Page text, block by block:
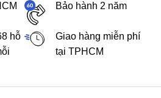
Bảo hành 2 năm
hỗ
Giao hàng miễn phí
tại TPHCM